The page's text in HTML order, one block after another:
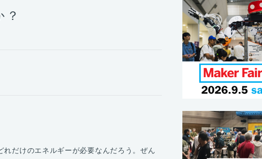
だけのエネルギーが必要なんだろう。ぜん